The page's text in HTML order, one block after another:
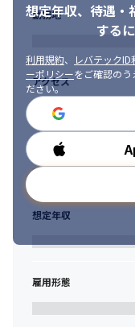
想定年収、待遇・
する
利用規約、 レバテックID
ーポリシーをご確認の
ださい。
勤務地
アクセス
勤務時間
想定年収
雇用形態